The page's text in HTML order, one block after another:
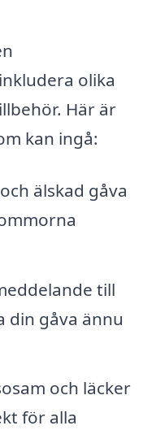
olika
Här är
kan ingå:
älskad gåva
till
din gåva ännu
och läcker
för alla